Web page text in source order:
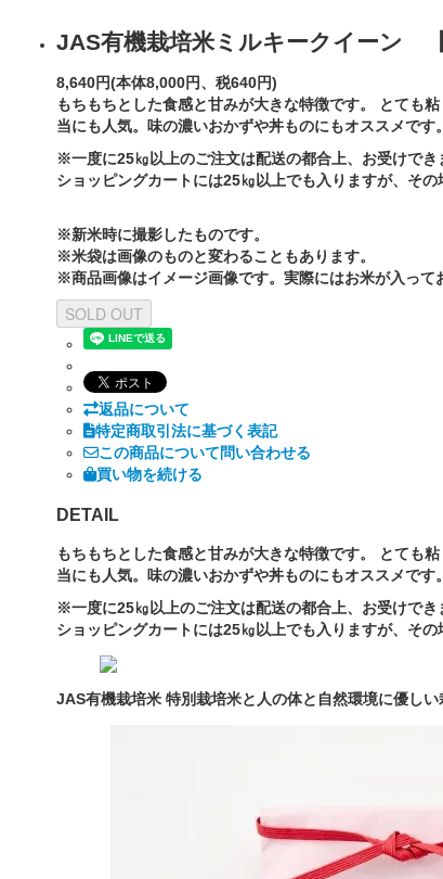
JAS有機栽培米ミルキークイーン
8,640円(本体8,000円、税640円)
もちもちとした食感と甘みが大きな特徴です。 とても
当にも人気。味の濃いおかずや丼ものにもオススメです。
※一度に25㎏以上のご注文は配送の都合上、お受けでき
ショッピングカートには25㎏以上でも入りますが、そ
※新米時に撮影したものです。
※米袋は画像のものと変わることもあります。
※商品画像はイメージ画像です。実際にはお米が入って
SOLD OUT
返品について
特定商取引法に基づく表記
この商品について問い合わせる
買い物を続ける
DETAIL
もちもちとした食感と甘みが大きな特徴です。 とても
当にも人気。味の濃いおかずや丼ものにもオススメです。
※一度に25㎏以上のご注文は配送の都合上、お受けでき
ショッピングカートには25㎏以上でも入りますが、そ
JAS有機栽培米 特別栽培米と人の体と自然環境に優し